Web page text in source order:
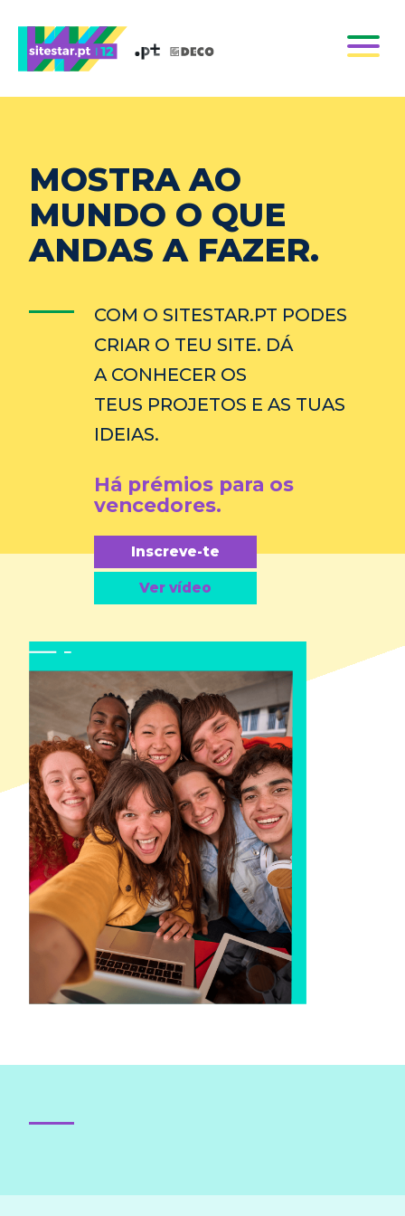
MOSTRA AO
MUNDO O QUE
ANDAS A FAZER.
COM O SITESTAR.PT PODES
CRIAR O TEU SITE. DÁ
A CONHECER OS
TEUS PROJETOS E AS TUAS
IDEIAS.
Há prémios para os
vencedores.
Inscreve-te
Ver vídeo